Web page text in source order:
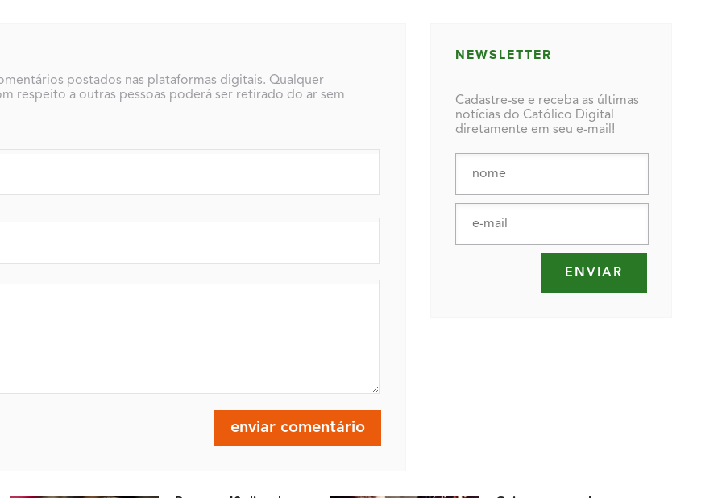
postados nas plataformas digitais. Qualquer
respeito a outras pessoas poderá ser retirado do ar sem
NEWSLETTER
Cadastre-se e receba as últimas
notícias do Católico Digital
diretamente em seu e-mail!